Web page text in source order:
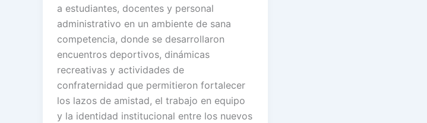
a estudiantes, docentes y personal
administrativo en un ambiente de sana
competencia, donde se desarrollaron
encuentros deportivos, dinámicas
recreativas y actividades de
confraternidad que permitieron fortalecer
los lazos de amistad, el trabajo en equipo
y la identidad institucional entre los nuevos